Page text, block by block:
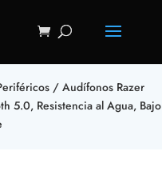
/ Audífonos Razer
5.0, Resistencia al Agua, Bajo